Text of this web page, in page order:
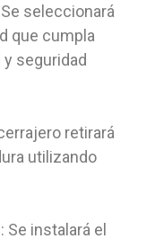
seleccionará
que cumpla
seguridad
retirará
utilizando
instalará el